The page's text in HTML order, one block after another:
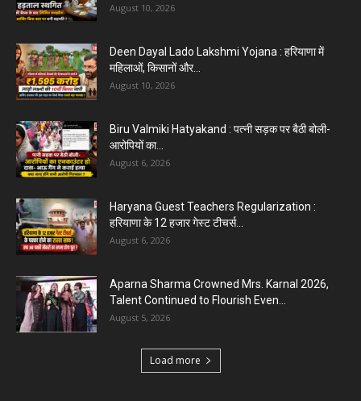
August 10, 2026
Deen Dayal Lado Lakshmi Yojana : हरियाणा में
महिलाओं, किसानों और...
August 10, 2026
Biru Valmiki Hatyakand : पत्नी सड़क पर बैठी बोली-
आरोपियों का...
August 6, 2026
Haryana Guest Teachers Regularization :
हरियाणा के 12 हजार गेस्ट टीचर्स...
August 6, 2026
Aparna Sharma Crowned Mrs. Karnal 2026,
Talent Continued to Flourish Even...
August 5, 2026
Load more